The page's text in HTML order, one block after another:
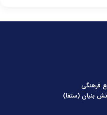
فرهنگی
بنیان (ستفا)